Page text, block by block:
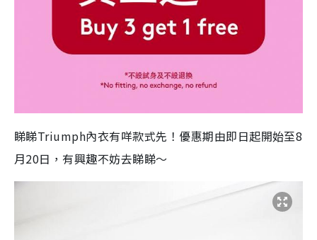
睇睇Triumph內衣有咩款式先！優惠期由即日起開始至8
月20日，有興趣不妨去睇睇～